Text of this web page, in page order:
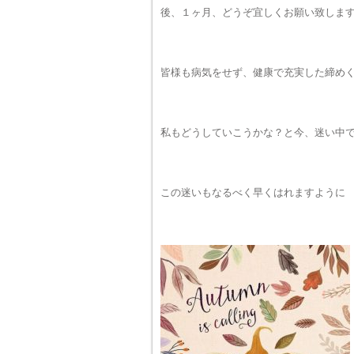
後、１ヶ月、どうぞ宜しくお願い致します
皆様も病気をせず、健康で充実した締め
私もどうしていこうかな？と今、迷い中
この迷いもなるべく早くはれますように